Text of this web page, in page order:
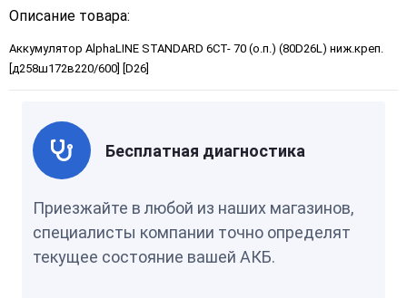
Описание товара:
Аккумулятор AlphaLINE STANDARD 6СТ- 70 (о.п.) (80D26L) ниж.креп.
[д258ш172в220/600] [D26]
Бесплатная диагностика
Приезжайте в любой из наших магазинов,
специалисты компании точно определят
текущее состояние вашей АКБ.